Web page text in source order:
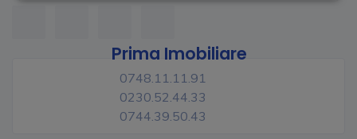
Prima Imobiliare
0748.11.11.91
0230.52.44.33
0744.39.50.43